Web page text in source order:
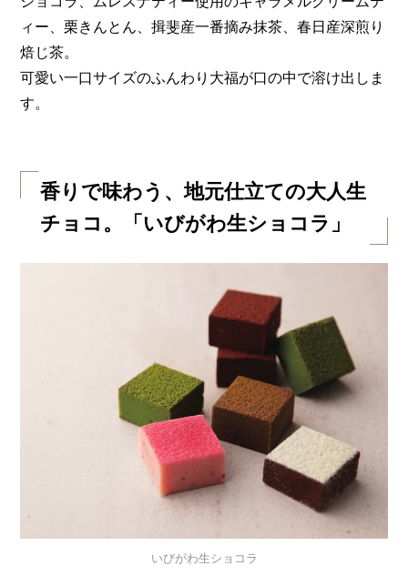
ィー、栗きんとん、揖斐産一番摘み抹茶、春日産深煎り
焙じ茶。
可愛い一口サイズのふんわり大福が口の中で溶け出しま
す。
香りで味わう、地元仕立ての大人生
チョコ。「いびがわ生ショコラ」
いびがわ生ショコラ